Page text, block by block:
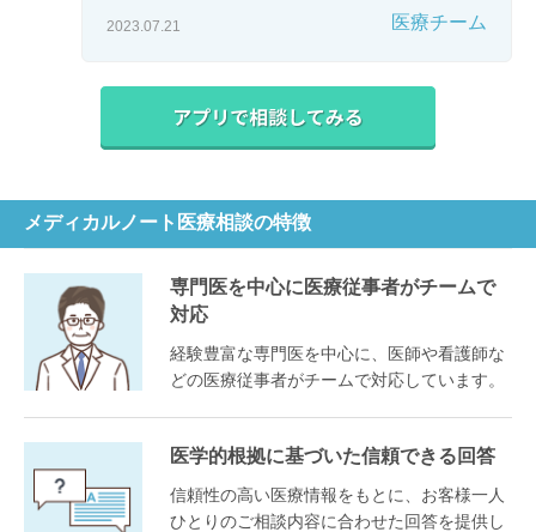
2023.07.21 医療チーム
メディカルノート医療相談の特徴
専門医を中心に医療従事者がチームで
対応
経験豊富な専門医を中心に、医師や看護師な
どの医療従事者がチームで対応しています。
医学的根拠に基づいた信頼できる回答
信頼性の高い医療情報をもとに、お客様一人
ひとりのご相談内容に合わせた回答を提供し